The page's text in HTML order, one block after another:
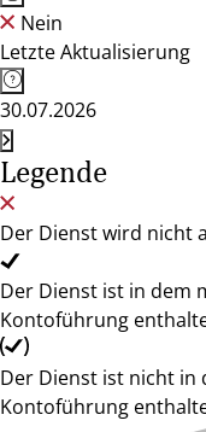
Nein
Letzte Aktualisierung
30.07.2026
Legende
Der Dienst wird nicht
Der Dienst ist in dem
Kontoführung
Der Dienst ist nicht in
Kontoführung